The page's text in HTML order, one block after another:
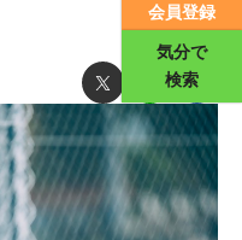
会員登録
気分で
検索